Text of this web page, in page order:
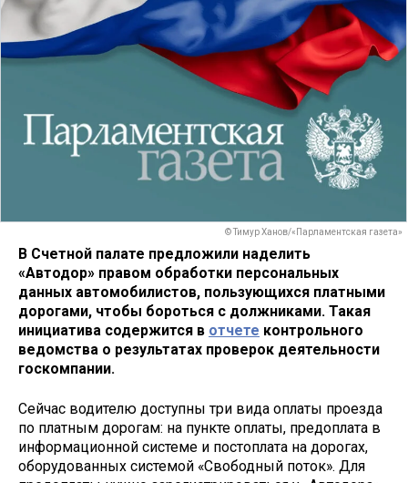
© Тимур Ханов/«Парламентская газета»
В Счетной палате предложили наделить
«Автодор» правом обработки персональных
данных автомобилистов, пользующихся платными
дорогами, чтобы бороться с должниками. Такая
инициатива содержится в отчете контрольного
ведомства о результатах проверок деятельности
госкомпании.
Сейчас водителю доступны три вида оплаты проезда
по платным дорогам: на пункте оплаты, предоплата в
информационной системе и постоплата на дорогах,
оборудованных системой «Свободный поток». Для